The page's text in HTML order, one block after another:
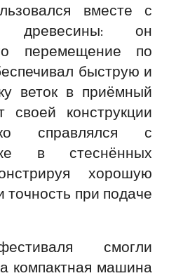
вместе с
древесины: он
перемещение по
быструю и
веток в приёмный
своей конструкции
справлялся с
в стеснённых
хорошую
точность при подаче
смогли
компактная машина